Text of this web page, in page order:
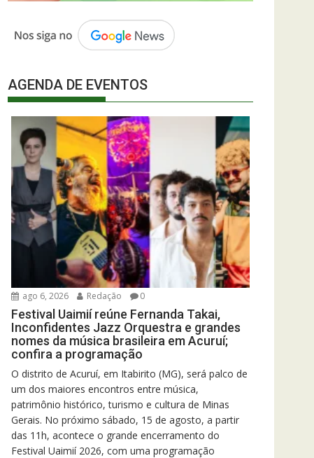
AGENDA DE EVENTOS
ago 6, 2026 Redação 0
Festival Uaimií reúne Fernanda Takai,
Inconfidentes Jazz Orquestra e grandes
nomes da música brasileira em Acuruí;
confira a programação
O distrito de Acuruí, em Itabirito (MG), será palco de
um dos maiores encontros entre música,
patrimônio histórico, turismo e cultura de Minas
Gerais. No próximo sábado, 15 de agosto, a partir
das 11h, acontece o grande encerramento do
Festival Uaimií 2026, com uma programação